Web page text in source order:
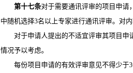
第十七条对于需要通讯评审的项目申请
中随机选择3名以上专家进行通讯评审。对
对于申请人提出的不适宜评审其项目
情况予以考虑。
每份项目申请的有效评审意见不得少于3